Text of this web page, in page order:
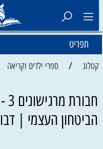
תפריט
קטלוג / ספרי ילדים וקריאה
הביטחון העצמי |